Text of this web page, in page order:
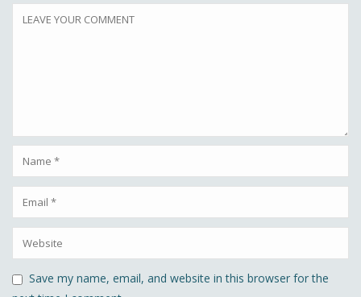
Save my name, email, and website in this browser for the